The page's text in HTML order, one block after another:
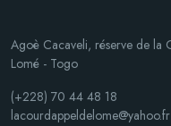
Agoè Cacaveli, réserve de la
Lomé - Togo
(+228) 70 44 48 18
lacourdappeldelome@yahoo.fr